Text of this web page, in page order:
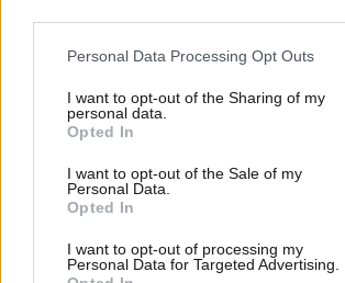
Please note that this website/app uses one
not limited to your visit or usage behaviour.
grant or deny consent to Google and its
use your data for below specified purposes
consent section.
Personal Data Processing Opt Outs
I want to opt-out of the Sharing of my
personal data.
Opted In
I want to opt-out of the Sale of my
Personal Data.
Opted In
I want to opt-out of processing my
Personal Data for Targeted Advertising.
Δύσκολη μάχη έως τον
Οι 27 χώρες της ΕΕ επιδιώκουν να
συμφωνία για τον νέο πολυετή
τον Δεκέμβριο.
Η βιασύνη δεν είναι τυχαία. Υπάρχει